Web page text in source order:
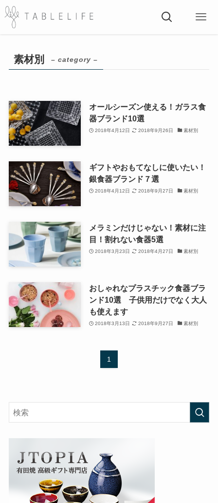
素材別 – category –
オールシーズン使える！ガラス食
器ブランド10選
2018年4月12日 2018年9月26日 素材別
ギフトやおもてなしに使いたい！
銀食器ブランド７選
2018年4月12日 2018年9月27日 素材別
メラミンだけじゃない！素材に注
目！割れない食器5選
2018年3月23日 2018年4月27日 素材別
おしゃれなプラスチック食器ブラ
ンド10選 子供用だけでなく大人
も使えます
2018年3月13日 2018年9月27日 素材別
1